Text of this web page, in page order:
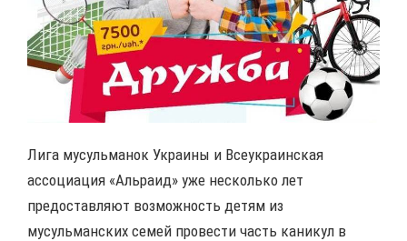
Лига мусульманок Украины и Всеукраинская
ассоциация «Альраид» уже несколько лет
предоставляют возможность детям из
мусульманских семей провести часть каникул в